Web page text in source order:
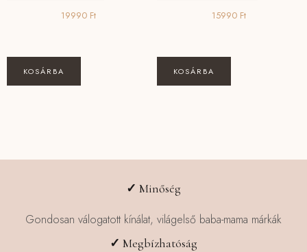
19990 Ft
KOSÁRBA
15990 Ft
KOSÁRBA
✓ Minőség
Gondosan válogatott kínálat, világelső baba-mama márkák
✓ Megbízhatóság